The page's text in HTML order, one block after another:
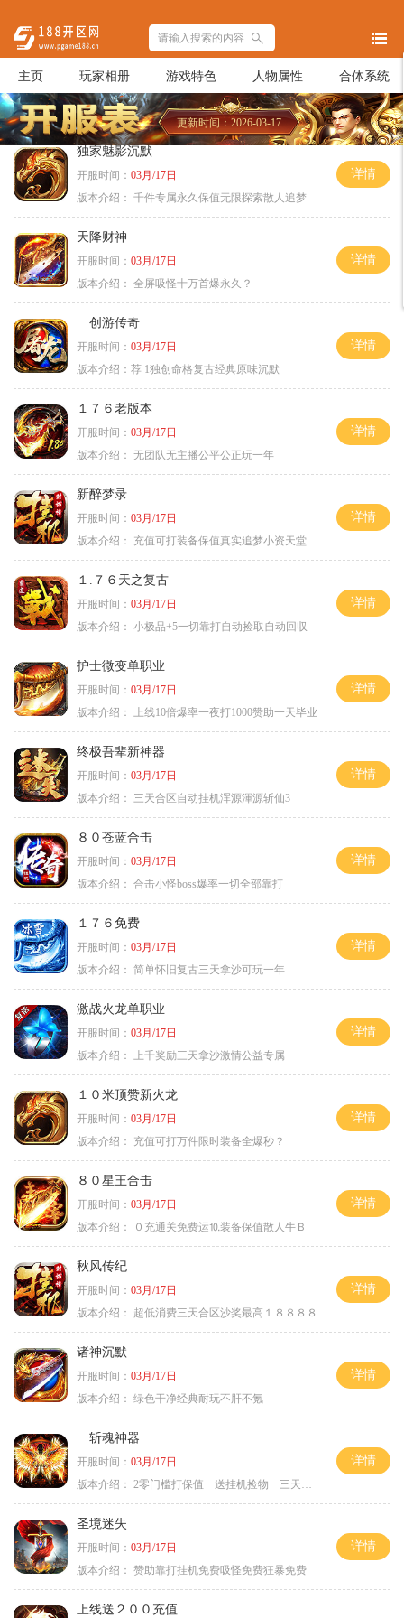
主页 玩家相册 游戏特色 人物属性 合体系统
更新时间：2026-03-17
独家魅影沉默
开服时间： 03月/17日
版本介绍： 千件专属永久保值无限探索散人追梦
详情
天降财神
开服时间： 03月/17日
版本介绍： 全屏吸怪十万首爆永久？
详情
创游传奇
开服时间： 03月/17日
版本介绍： 荐 1独创命格复古经典原味沉默
详情
１７６老版本
开服时间： 03月/17日
版本介绍： 无团队无主播公平公正玩一年
详情
新醉梦录
开服时间： 03月/17日
版本介绍：
充值可打装备保值真实追梦小资天堂
详情
１.７６天之复古
开服时间： 03月/17日
版本介绍： 小极品+5一切靠打自动捡取自动回収
详情
护士微变单职业
开服时间： 03月/17日
版本介绍：
上线10倍爆率一夜打1000赞助一天毕业
详情
终极吾辈新神器
开服时间： 03月/17日
版本介绍：
三天合区自动挂机浑源渾源斩仙3
详情
８０苍蓝合击
开服时间： 03月/17日
版本介绍： 合击小怪boss爆率一切全部靠打
详情
１７６免费
开服时间： 03月/17日
版本介绍： 简单怀旧复古三天拿沙可玩一年
详情
激战火龙单职业
开服时间： 03月/17日
版本介绍：
上千奖励三天拿沙激情公益专属
详情
１０米顶赞新火龙
开服时间： 03月/17日
版本介绍：
充值可打万件限时装备全爆秒？
详情
８０星王合击
开服时间： 03月/17日
版本介绍：
０充通关免费运⒑装备保值散人牛Ｂ
详情
秋风传纪
开服时间： 03月/17日
版本介绍：
超低消费三天合区沙奖最高１８８８８
详情
诸神沉默
开服时间： 03月/17日
版本介绍： 绿色干净经典耐玩不肝不氪
详情
斩魂神器
开服时间： 03月/17日
版本介绍： 2零门槛打保值 送挂机捡物 三天合区
详情
圣境迷失
开服时间： 03月/17日
版本介绍： 赞助靠打挂机免费吸怪免费狂暴免费
详情
上线送２００充值